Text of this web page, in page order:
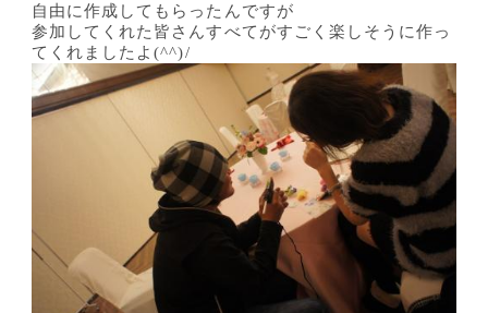
自由に作成してもらったんですが
参加してくれた皆さんすべてがすごく楽しそうに作っ
てくれましたよ(^^)/